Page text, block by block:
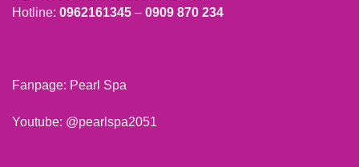
Hotline: 0962161345 – 0909 870 234
Fanpage: Pearl Spa
Youtube: @pearlspa2051